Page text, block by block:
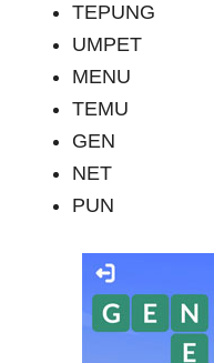
TEPUNG
UMPET
MENU
TEMU
GEN
NET
PUN